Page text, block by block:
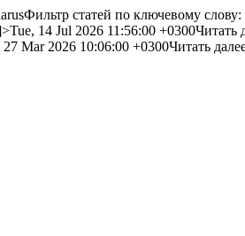
Фильтр статей по ключевому слову:
Tue, 14 Jul 2026 11:56:00 +0300Читать
27 Mar 2026 10:06:00 +0300Читать